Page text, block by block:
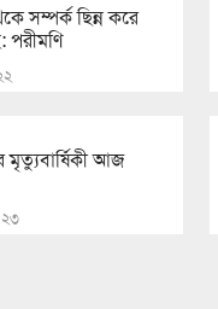
সম্পর্ক ছিন্ন করে
পরীমণি
মৃত্যুবার্ষিকী আজ